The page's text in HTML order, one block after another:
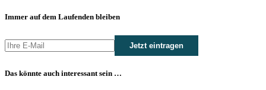
Immer auf dem Laufenden bleiben
Das könnte auch interessant sein …